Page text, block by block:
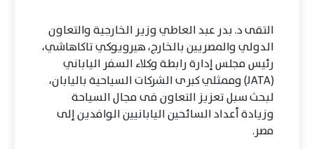
التقى د. بدر عبد العاطي وزير الخارجية والتعاون
الدولي والمصريين بالخارج، هيرويوكي تاكاهاشي،
رئيس مجلس إدارة رابطة وكلاء السفر الياباني
(JATA) وممثلي كبرى الشركات السياحية باليابان،
لبحث سبل تعزيز التعاون فى مجال السياحة
وزيادة أعداد السائحين اليابانيين الوافدين إلى
مصر.